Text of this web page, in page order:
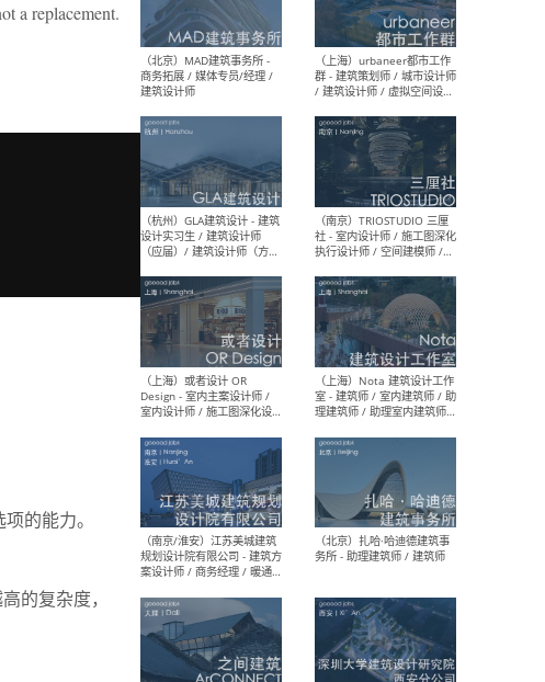
a replacement.
的能力。
的复杂度，
（北京）MAT 超级建筑事务
所 - 项目建筑师 / 初级建筑
/ 实习生
（北京）MAD建筑事务所 -
商务拓展 / 媒体专员/经理 /
建筑设计师
（杭州）GLA建筑设计 - 建筑
设计实习生 / 建筑设计师
（应届）/ 建筑设计师（方案
设计）/ 建筑设计师（施工
图）/ 结构设计师 / 给排水设
计师
（上海）或者设计 OR
Design - 室内主案设计师 /
室内设计师 / 施工图深化设